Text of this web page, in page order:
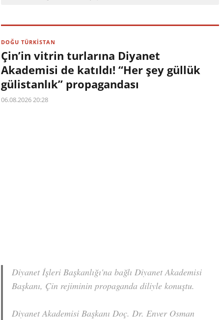
DOĞU TÜRKİSTAN
Çin’in vitrin turlarına Diyanet
Akademisi de katıldı! “Her şey güllük
gülistanlık” propagandası
06.08.2026 20:28
Diyanet İşleri Başkanlığı'na bağlı Diyanet Akademisi
Başkanı, Çin rejiminin propaganda diliyle konuştu.
Diyanet Akademisi Başkanı Doç. Dr. Enver Osman